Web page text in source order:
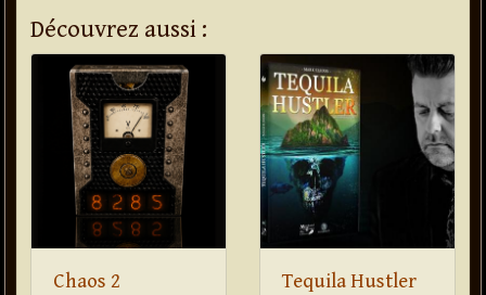
Découvrez aussi :
Chaos 2 Tequila Hustler